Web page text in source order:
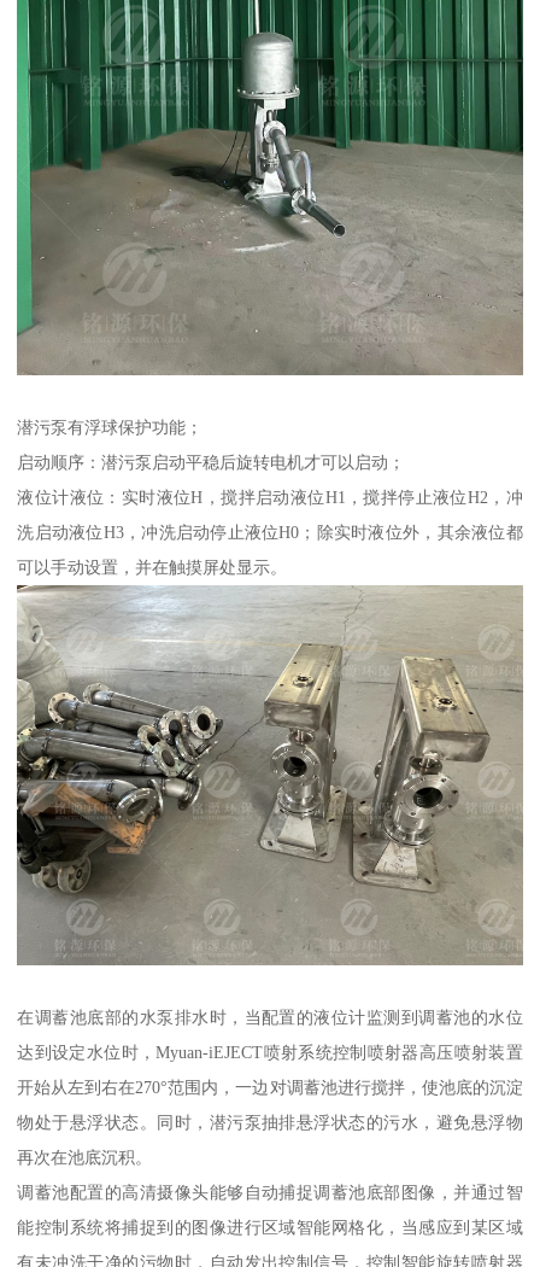
潜污泵有浮球保护功能；
启动顺序：潜污泵启动平稳后旋转电机才可以启动；
液位计液位：实时液位H，搅拌启动液位H1，搅拌停止液位H2，冲
洗启动液位H3，冲洗启动停止液位H0；除实时液位外，其余液位都
可以手动设置，并在触摸屏处显示。
在调蓄池底部的水泵排水时，当配置的液位计监测到调蓄池的水位
达到设定水位时，Myuan-iEJECT喷射系统控制喷射器高压喷射装置
开始从左到右在270°范围内，一边对调蓄池进行搅拌，使池底的沉淀
物处于悬浮状态。同时，潜污泵抽排悬浮状态的污水，避免悬浮物
再次在池底沉积。
调蓄池配置的高清摄像头能够自动捕捉调蓄池底部图像，并通过智
能控制系统将捕捉到的图像进行区域智能网格化，当感应到某区域
有未冲洗干净的污物时，自动发出控制信号，控制智能旋转喷射器